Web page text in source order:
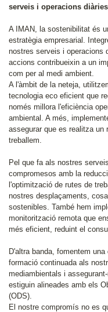
serveis i operacions
A IMAN, la sostenibilitat és
estratègia empresarial.
nostres serveis i operacions
accions contribueixin a un
com per al medi ambient.
A l'àmbit de la neteja,
tecnologia eco eficient que
només millora l'eficiència
ambiental. A més,
assegurar que es realitza un
treballem.
Pel que fa als nostres
compromesos amb la
l'optimització de rutes de
nostres desplaçaments,
sostenibles. També hem
monitorització remota que
més eficient, reduint el
D'altra banda, fomentem
formació continuada als
mediambientals i
estiguin alineades amb els
(ODS).
El nostre compromís no es